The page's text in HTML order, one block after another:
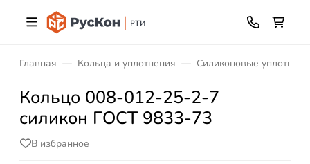
Главная Кольца и уплотнения Силиконовые
Кольцо 008-012-25-2-7
силикон ГОСТ 9833-73
В избранное